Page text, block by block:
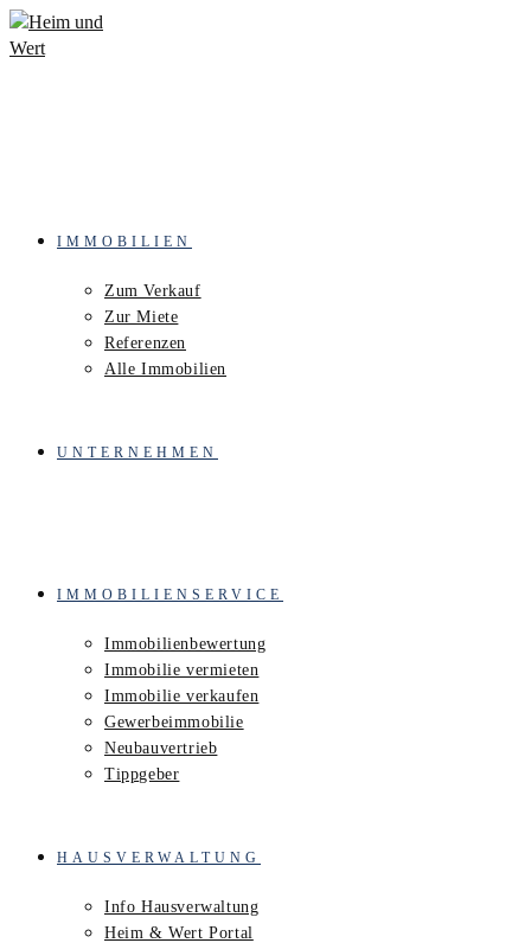
IMMOBILIEN
Zum Verkauf
Zur Miete
Referenzen
Alle Immobilien
UNTERNEHMEN
IMMOBILIENSERVICE
Immobilienbewertung
Immobilie vermieten
Immobilie verkaufen
Gewerbeimmobilie
Neubauvertrieb
Tippgeber
HAUSVERWALTUNG
Info Hausverwaltung
Heim & Wert Portal